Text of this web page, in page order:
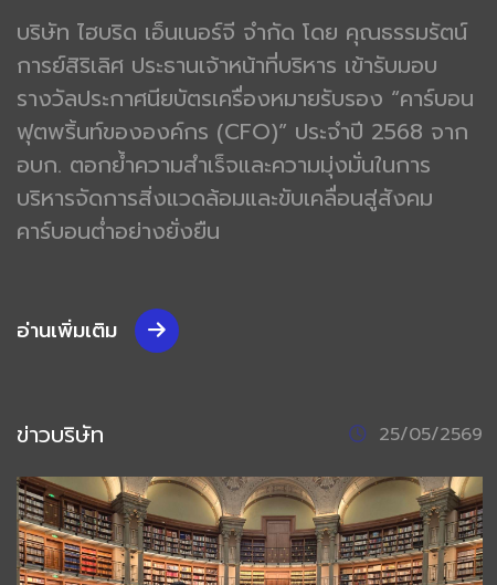
บริษัท ไฮบริด เอ็นเนอร์จี จำกัด โดย คุณธรรมรัตน์
การย์สิริเลิศ ประธานเจ้าหน้าที่บริหาร เข้ารับมอบ
รางวัลประกาศนียบัตรเครื่องหมายรับรอง “คาร์บอน
ฟุตพริ้นท์ขององค์กร (CFO)” ประจำปี 2568 จาก
อบก. ตอกย้ำความสำเร็จและความมุ่งมั่นในการ
บริหารจัดการสิ่งแวดล้อมและขับเคลื่อนสู่สังคม
คาร์บอนต่ำอย่างยั่งยืน
อ่านเพิ่มเติม
ข่าวบริษัท 25/05/2569